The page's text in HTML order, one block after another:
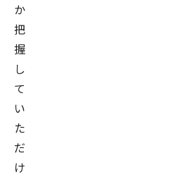
か
把
握
し
て
い
た
だ
け